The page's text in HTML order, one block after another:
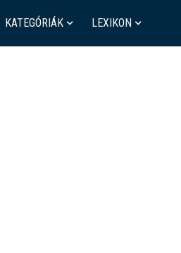
KATEGÓRIÁK LEXIKON